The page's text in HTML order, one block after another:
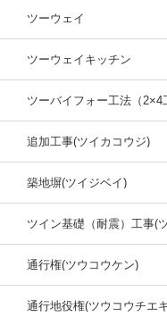
ツーウェイ
ツーウェイキッチン
ツーバイフォー工法（
追加工事(ツイカコウジ)
築地塀(ツイジベイ)
ツイン基礎（耐震）工事(
通行権(ツウコウケン)
通行地役権(ツウコウチエ